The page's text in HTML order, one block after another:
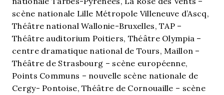
scène nationale Lille Métropole Villeneuve d’Ascq,
Théâtre national Wallonie-Bruxelles, TAP –
Théâtre auditorium Poitiers, Théâtre Olympia –
centre dramatique national de Tours, Maillon –
Théâtre de Strasbourg – scène européenne,
Points Communs – nouvelle scène nationale de
Cergy- Pontoise, Théâtre de Cornouaille – scène